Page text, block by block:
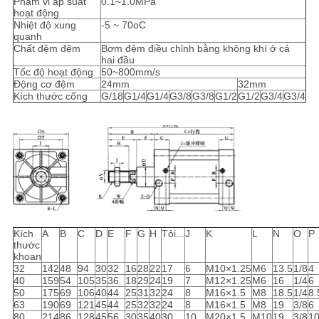
hoạt động
Nhiệt độ xung
quanh
-5 ~ 70oC
Chất đệm đệm
Bơm đệm điều chỉnh bằng không khí ở cả
hai đầu
Tốc độ hoạt động
50~800mm/s
Động cơ đệm
24mm
32mm
Kích thước cổng
G/18G1/4G1/4G3/8G3/8G1/2G1/2G3/4G3/4
Kích
thước
khoan
A B C D E F G H Tôi... J K L N O P
32 14248 94 3032 16282217 6 M10×1.25M6 13.51/84
40
15954 1053536 18292419 7 M12×1.25M6 16 1/46
50
17569 1064044 2531 3224 8 M16×1.5 M8 18.51/4
63
19069 121 4544 25323224 8 M16×1.5 M8 19 3/86